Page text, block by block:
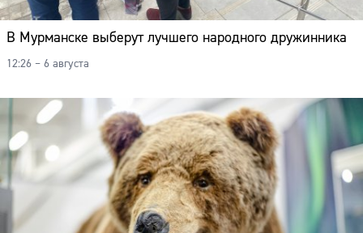
В Мурманске выберут лучшего народного дружинника
12:26 – 6 августа